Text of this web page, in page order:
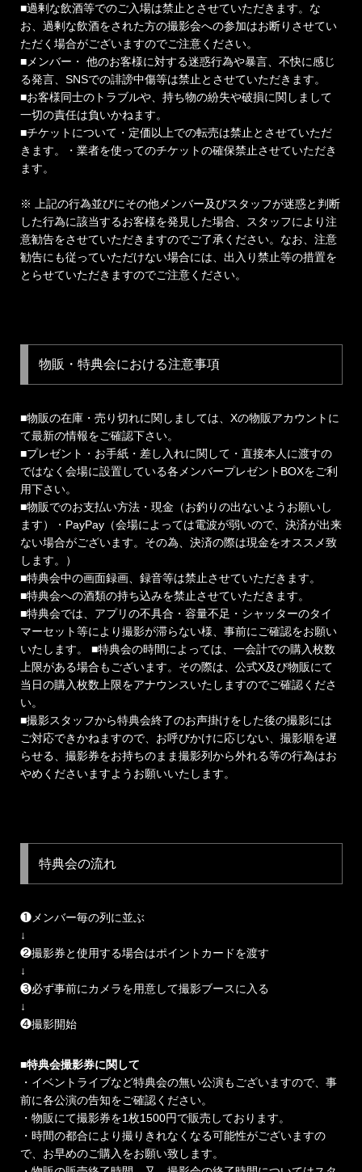
■過剰な飲酒等でのご入場は禁止とさせていただきます。な
お、過剰な飲酒をされた方の撮影会への参加はお断りさせてい
ただく場合がございますのでご注意ください。
■メンバー・ 他のお客様に対する迷惑行為や暴言、不快に感じ
る発言、SNSでの誹謗中傷等は禁止とさせていただきます。
■お客様同士のトラブルや、持ち物の紛失や破損に関しまして
一切の責任は負いかねます。
■チケットについて・定価以上での転売は禁止とさせていただ
きます。・業者を使ってのチケットの確保禁止させていただき
ます。
※ 上記の行為並びにその他メンバー及びスタッフが迷惑と判断
した行為に該当するお客様を発見した場合、スタッフにより注
意勧告をさせていただきますのでご了承ください。なお、注意
勧告にも従っていただけない場合には、出入り禁止等の措置を
とらせていただきますのでご注意ください。
物販・特典会における注意事項
■物販の在庫・売り切れに関しましては、Xの物販アカウントに
て最新の情報をご確認下さい。
■プレゼント・お手紙・差し入れに関して・直接本人に渡すの
ではなく会場に設置している各メンバープレゼントBOXをご利
用下さい。
■物販でのお支払い方法・現金（お釣りの出ないようお願いし
ます）・PayPay（会場によっては電波が弱いので、決済が出来
ない場合がございます。その為、決済の際は現金をオススメ致
します。）
■特典会中の画面録画、録音等は禁止させていただきます。
■特典会への酒類の持ち込みを禁止させていただきます。
■特典会では、アプリの不具合・容量不足・シャッターのタイ
マーセット等により撮影が滞らない様、事前にご確認をお願い
いたします。 ■特典会の時間によっては、一会計での購入枚数
上限がある場合もございます。その際は、公式X及び物販にて
当日の購入枚数上限をアナウンスいたしますのでご確認くださ
い。
■撮影スタッフから特典会終了のお声掛けをした後の撮影には
ご対応できかねますので、お呼びかけに応じない、撮影順を遅
らせる、撮影券をお持ちのまま撮影列から外れる等の行為はお
やめくださいますようお願いいたします。
特典会の流れ
❶メンバー毎の列に並ぶ
↓
❷撮影券と使用する場合はポイントカードを渡す
↓
❸必ず事前にカメラを用意して撮影ブースに入る
↓
❹撮影開始
■特典会撮影券に関して
・イベントライブなど特典会の無い公演もございますので、事
前に各公演の告知をご確認ください。
・物販にて撮影券を1枚1500円で販売しております。
・時間の都合により撮りきれなくなる可能性がございますの
で、お早めのご購入をお願い致します。